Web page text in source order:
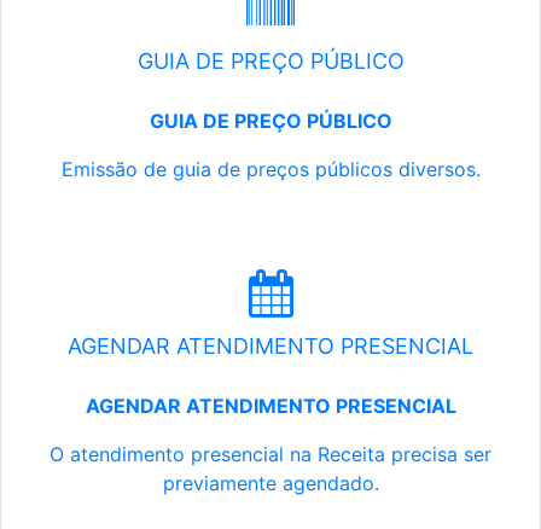
GUIA DE PREÇO PÚBLICO
GUIA DE PREÇO PÚBLICO
Emissão de guia de preços públicos diversos.
AGENDAR ATENDIMENTO PRESENCIAL
AGENDAR ATENDIMENTO PRESENCIAL
O atendimento presencial na Receita precisa ser
previamente agendado.